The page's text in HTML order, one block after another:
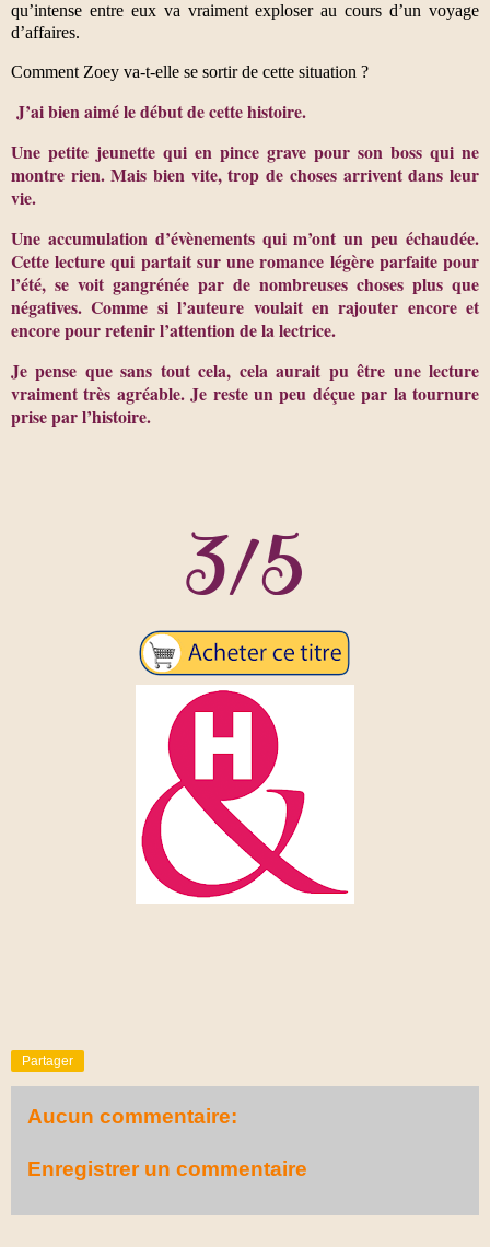
qu’intense entre eux va vraiment exploser au cours d’un voyage
d’affaires.
Comment Zoey va-t-elle se sortir de cette situation ?
J’ai bien aimé le début de cette histoire.
Une petite jeunette qui en pince grave pour son boss qui ne
montre rien. Mais bien vite, trop de choses arrivent dans leur
vie.
Une accumulation d’évènements qui m’ont un peu échaudée.
Cette lecture qui partait sur une romance légère parfaite pour
l’été, se voit gangrénée par de nombreuses choses plus que
négatives. Comme si l’auteure voulait en rajouter encore et
encore pour retenir l’attention de la lectrice.
Je pense que sans tout cela, cela aurait pu être une lecture
vraiment très agréable. Je reste un peu déçue par la tournure
prise par l’histoire.
Partager
Aucun commentaire:
Enregistrer un commentaire